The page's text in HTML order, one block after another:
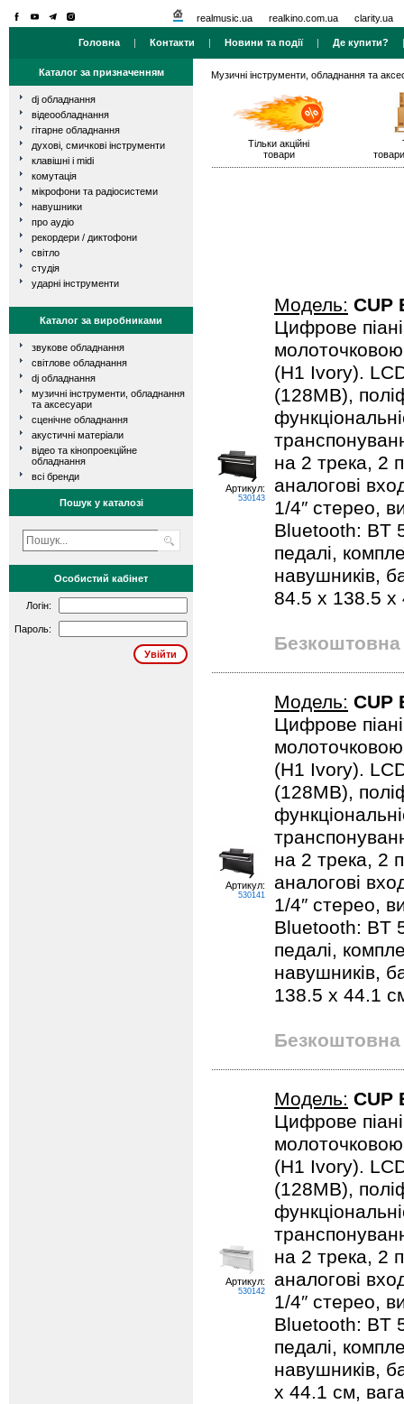
realmusic.ua realkino.com.ua clarity.ua
Головна | Контакти | Новини та події| Де купити?
Каталог за призначенням
dj обладнання
відеообладнання
гітарне обладнання
духові, смичкові інструменти
клавішні і midi
комутація
мікрофони та радіосистеми
навушники
про аудіо
рекордери / диктофони
світло
студія
ударні інструменти
Каталог за виробниками
звукове обладнання
світлове обладнання
dj обладнання
музичні інструменти, обладнання
та аксесуари
сценічне обладнання
акустичні матеріали
відео та кінопроекційне
обладнання
всі бренди
Пошук у каталозі
Особистий кабінет
Логін:
Пароль:
Музичні інструменти, обладнання та
Тільки акційні
товари
Артикул:
530143
Модель: CUP
Цифрове
молоточковою
(H1 Ivory).
(128MB),
на 2 трека, 2
аналогові
1/4″ стерео,
Bluetooth: BT
педалі,
навушників,
84.5 х 138.5 х
Безкоштовна
Артикул:
530141
Модель: CUP
Цифрове
молоточковою
(H1 Ivory).
(128MB),
на 2 трека, 2
аналогові
1/4″ стерео,
Bluetooth: BT
педалі,
навушників,
138.5 х 44.1
Безкоштовна
Артикул:
530142
Модель: CUP
Цифрове
молоточковою
(H1 Ivory).
(128MB),
на 2 трека, 2
аналогові
1/4″ стерео,
Bluetooth: BT
педалі,
навушників,
х 44.1 см,